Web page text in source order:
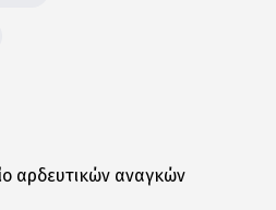
αρδευτικών αναγκών